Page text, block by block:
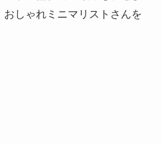
おしゃれミニマリストさんを